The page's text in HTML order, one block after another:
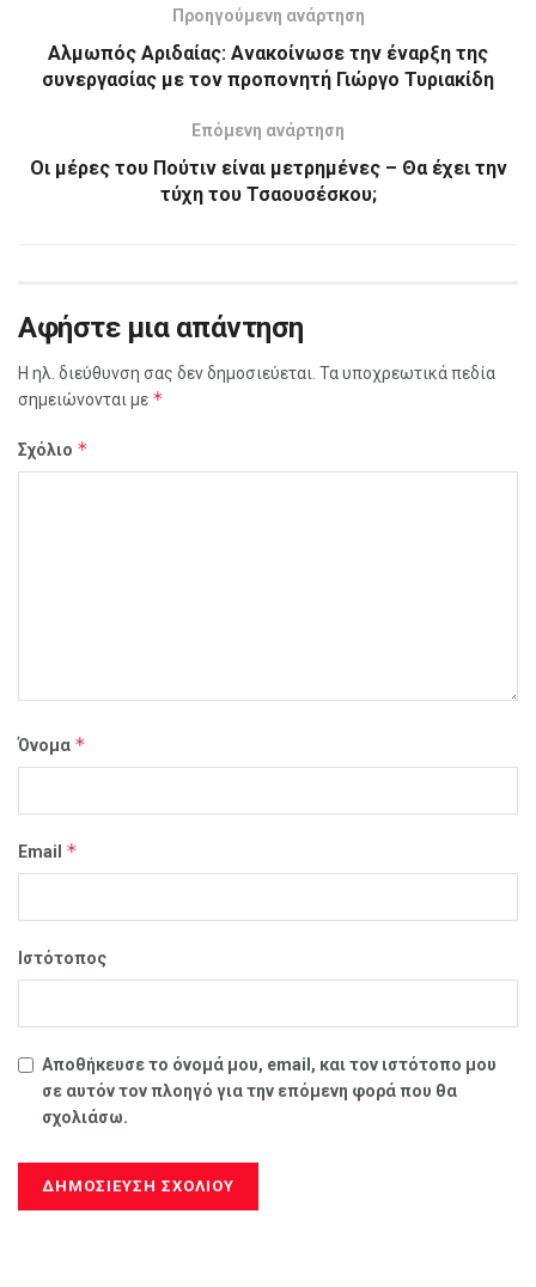
Προηγούμενη ανάρτηση
Αλμωπός Αριδαίας: Ανακοίνωσε την έναρξη της
συνεργασίας με τον προπονητή Γιώργο Τυριακίδη
Επόμενη ανάρτηση
Οι μέρες του Πούτιν είναι μετρημένες – Θα έχει την
τύχη του Τσαουσέσκου;
Αφήστε μια απάντηση
Η ηλ. διεύθυνση σας δεν δημοσιεύεται. Τα υποχρεωτικά πεδία
σημειώνονται με *
Σχόλιο *
Όνομα *
Email *
Ιστότοπος
Αποθήκευσε το όνομά μου, email, και τον ιστότοπο μου
σε αυτόν τον πλοηγό για την επόμενη φορά που θα
σχολιάσω.